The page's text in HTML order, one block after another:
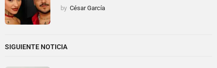
by César García
SIGUIENTE NOTICIA